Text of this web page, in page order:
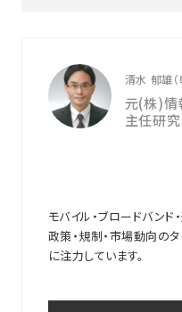
清水 郁雄（
元(株)情
主任研
モバイル・ブロードバン
政策・規制・市場動向の
に注力しています。